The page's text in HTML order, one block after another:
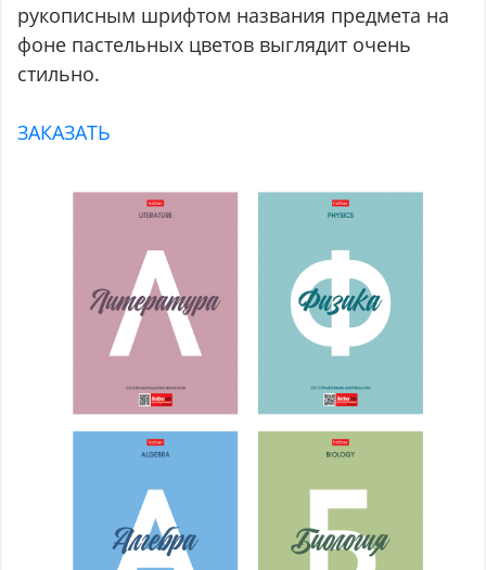
рукописным шрифтом названия предмета на
фоне пастельных цветов выглядит очень
стильно.
ЗАКАЗАТЬ